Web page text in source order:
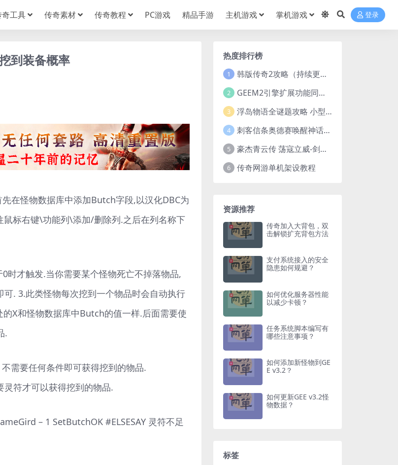
奇工具 传奇素材 传奇教程 PC游戏 精品手游 主机游戏 掌机游戏 登录
到装备概率
在怪物数据库中添加Butch字段,以汉化DBC为
标右键\功能列\添加/删除列.之后在列名称下
时才触发.当你需要某个怪物死亡不掉落物品,
. 3.此类怪物每次挖到一个物品时会自动执行
X和怪物数据库中Butch的值一样.后面需要使
.
需要任何条件即可获得挖到的物品.
符才可以获得挖到的物品.
– 1 SetButchOK #ELSESAY 灵符不足
热度排行榜
1 韩版传奇2攻略（持续更新）
2 GEEM2引擎扩展功能同步捡物、角色自动捡物
3 浮岛物语全谜题攻略 小型谜题解谜汇总
4 刺客信条奥德赛唤醒神话谜题答案 斯芬克斯主线攻略
5 豪杰青云传 荡寇立威-剑舞红尘-英雄志楼(解压即玩)
6 传奇网游单机架设教程
资源推荐
传奇加入大背包，双
击解锁扩充背包方法
支付系统接入的安全
隐患如何规避？
如何优化服务器性能
以减少卡顿？
任务系统脚本编写有
哪些注意事项？
如何添加新怪物到GE
E v3.2？
如何更新GEE v3.2怪
物数据？
标签